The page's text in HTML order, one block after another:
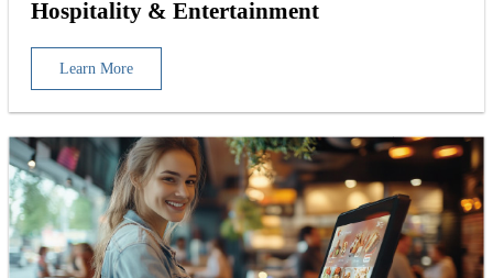
Hospitality & Entertainment
Learn More